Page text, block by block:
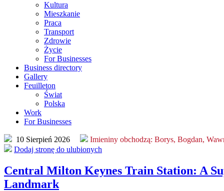
Kultura
Mieszkanie
Praca
Transport
Zdrowie
Życie
For Businesses
Business directory
Gallery
Feuilleton
Świat
Polska
Work
For Businesses
10 Sierpień 2026 Imieniny obchodzą: Borys, Bogdan,
Dodaj stronę do ulubionych
Central Milton Keynes Train Station: A
Landmark